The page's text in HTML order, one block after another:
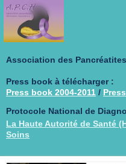
Association des
Press book à télécharger :
Press book 2004-2011 /
Protocole National de
La Haute Autorité de Santé
Soins